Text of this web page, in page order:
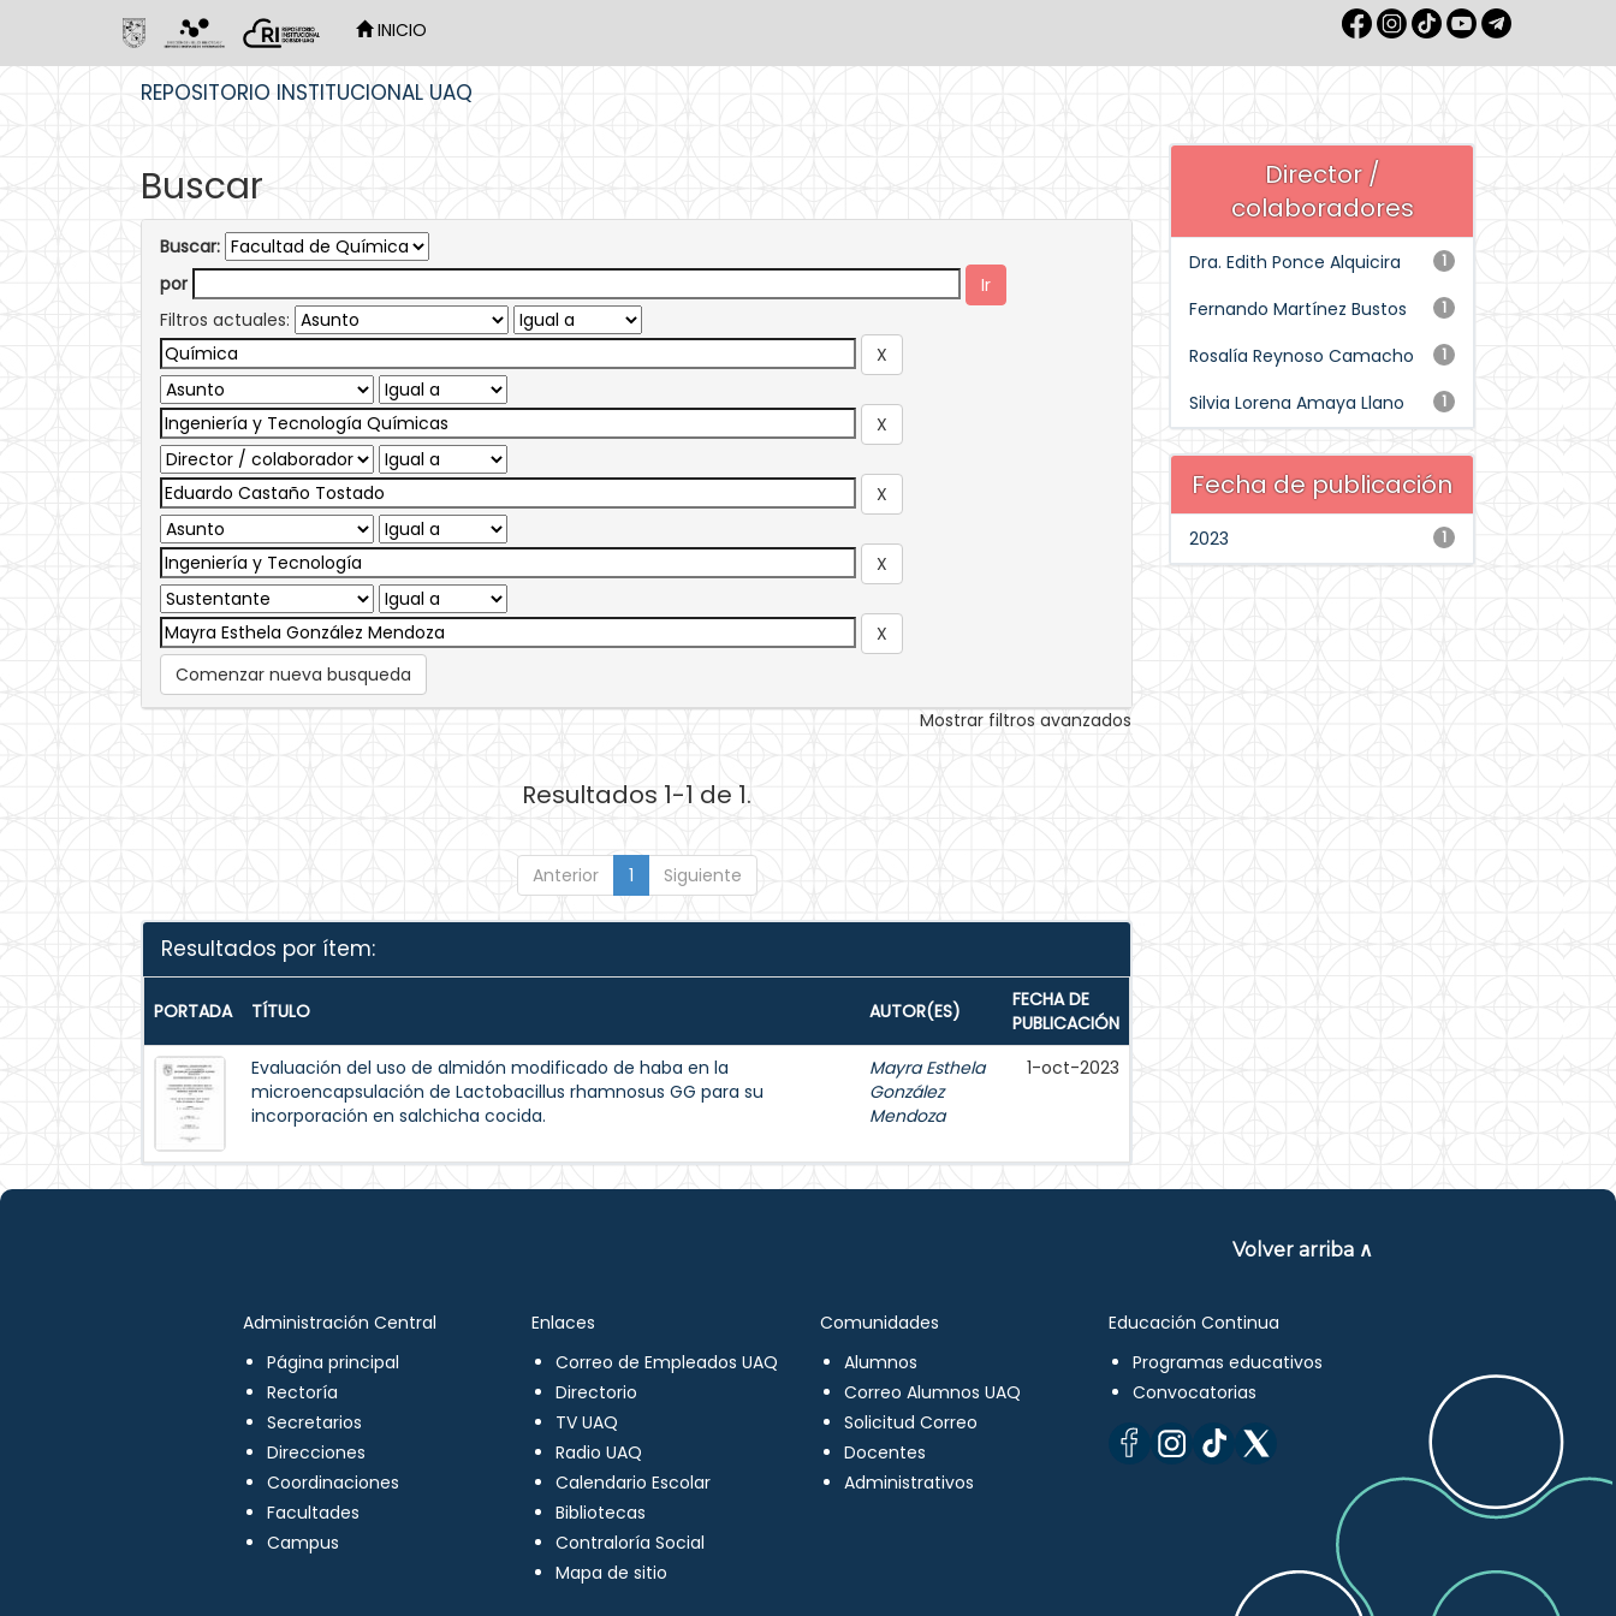
INICIO
REPOSITORIO INSTITUCIONAL UAQ
Buscar
Buscar:
por
Filtros actuales:
Comenzar nueva busqueda
Mostrar filtros avanzados
Resultados 1-1 de 1.
Anterior 1 Siguiente
Resultados por ítem:
PORTADA TÍTULO AUTOR(ES)
FECHA DE
PUBLICACIÓN
Evaluación del uso de almidón modificado de haba en la
microencapsulación de Lactobacillus rhamnosus GG para su
incorporación en salchicha cocida.
Mayra Esthela
González
Mendoza
1-oct-2023
Director /
colaboradores
1
Dra. Edith Ponce Alquicira
1
Fernando Martínez Bustos
1
Rosalía Reynoso Camacho
1
Silvia Lorena Amaya Llano
Fecha de publicación
1
2023
Volver arriba ∧
Administración Central
Página principal
Rectoría
Secretarios
Direcciones
Coordinaciones
Facultades
Campus
Enlaces
Correo de Empleados UAQ
Directorio
TV UAQ
Radio UAQ
Calendario Escolar
Bibliotecas
Contraloría Social
Mapa de sitio
Comunidades
Alumnos
Correo Alumnos UAQ
Solicitud Correo
Docentes
Administrativos
Educación Continua
Programas educativos
Convocatorias